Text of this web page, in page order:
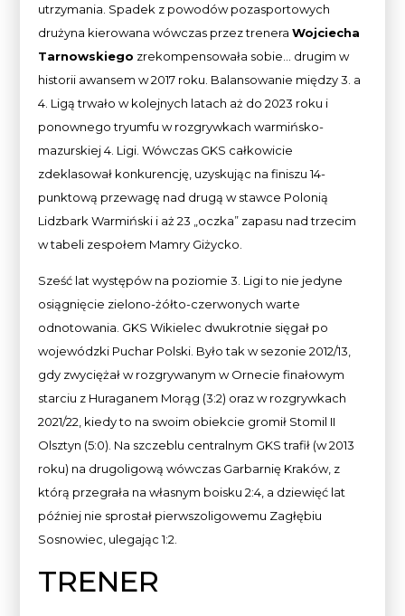
utrzymania. Spadek z powodów pozasportowych
drużyna kierowana wówczas przez treneraWojciecha
Tarnowskiego zrekompensowała sobie… drugim w
historii awansem w 2017 roku. Balansowanie między 3. a
4. Ligą trwało w kolejnych latach aż do 2023 roku i
ponownego tryumfu w rozgrywkach warmińsko-
mazurskiej 4. Ligi. Wówczas GKS całkowicie
zdeklasował konkurencję, uzyskując na finiszu 14-
punktową przewagę nad drugą w stawce Polonią
Lidzbark Warmiński i aż 23 „oczka” zapasu nad trzecim
w tabeli zespołem Mamry Giżycko.
Sześć lat występów na poziomie 3. Ligi to nie jedyne
osiągnięcie zielono-żółto-czerwonych warte
odnotowania. GKS Wikielec dwukrotnie sięgał po
wojewódzki Puchar Polski. Było tak w sezonie 2012/13,
gdy zwyciężał w rozgrywanym w Ornecie finałowym
starciu z Huraganem Morąg (3:2) oraz w rozgrywkach
2021/22, kiedy to na swoim obiekcie gromił Stomil II
Olsztyn (5:0). Na szczeblu centralnym GKS trafił (w 2013
roku) na drugoligową wówczas Garbarnię Kraków, z
którą przegrała na własnym boisku 2:4, a dziewięć lat
później nie sprostał pierwszoligowemu Zagłębiu
Sosnowiec, ulegając 1:2.
TRENER